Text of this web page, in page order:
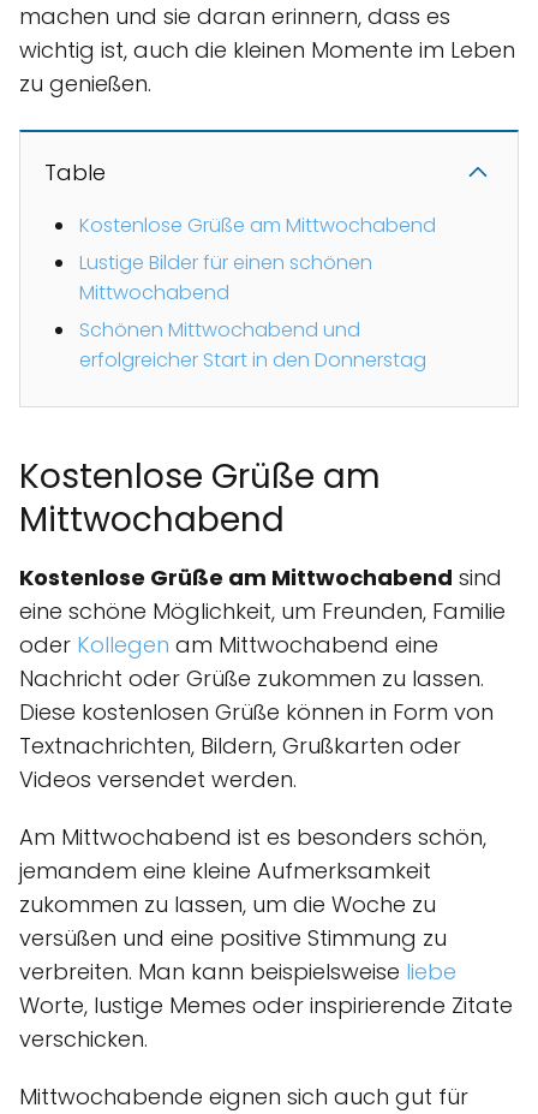
machen und sie daran erinnern, dass es
wichtig ist, auch die kleinen Momente im Leben
zu genießen.
Table
Kostenlose Grüße am Mittwochabend
Lustige Bilder für einen schönen
Mittwochabend
Schönen Mittwochabend und
erfolgreicher Start in den Donnerstag
Kostenlose Grüße am
Mittwochabend
Kostenlose Grüße am Mittwochabend sind
eine schöne Möglichkeit, um Freunden, Familie
oder Kollegen am Mittwochabend eine
Nachricht oder Grüße zukommen zu lassen.
Diese kostenlosen Grüße können in Form von
Textnachrichten, Bildern, Grußkarten oder
Videos versendet werden.
Am Mittwochabend ist es besonders schön,
jemandem eine kleine Aufmerksamkeit
zukommen zu lassen, um die Woche zu
versüßen und eine positive Stimmung zu
verbreiten. Man kann beispielsweise liebe
Worte, lustige Memes oder inspirierende Zitate
verschicken.
Mittwochabende eignen sich auch gut für